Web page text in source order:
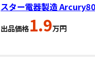
スター電器製造
出品価格1.9万円